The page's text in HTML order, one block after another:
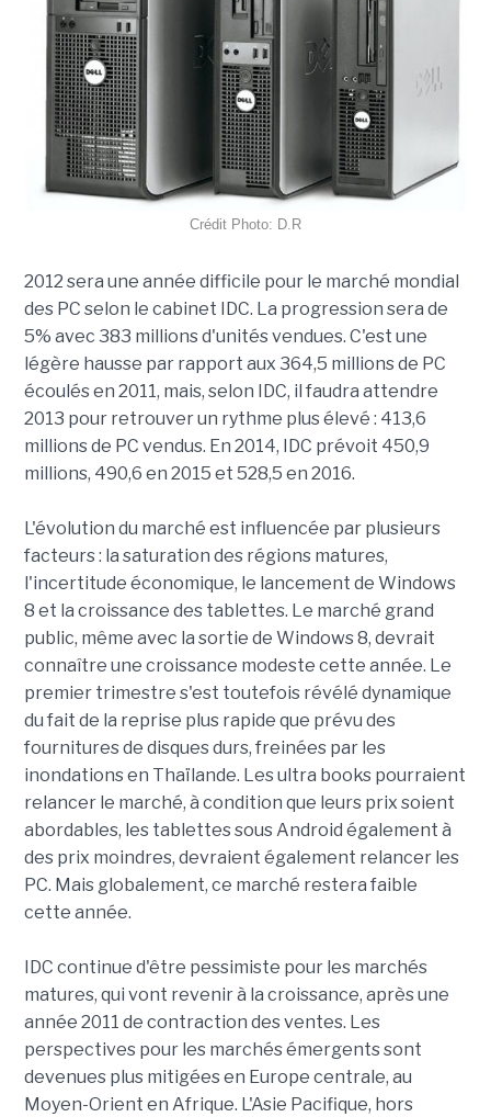
Crédit Photo: D.R
2012 sera une année difficile pour le marché mondial
des PC selon le cabinet IDC. La progression sera de
5% avec 383 millions d'unités vendues. C'est une
légère hausse par rapport aux 364,5 millions de PC
écoulés en 2011, mais, selon IDC, il faudra attendre
2013 pour retrouver un rythme plus élevé : 413,6
millions de PC vendus. En 2014, IDC prévoit 450,9
millions, 490,6 en 2015 et 528,5 en 2016.
L'évolution du marché est influencée par plusieurs
facteurs : la saturation des régions matures,
l'incertitude économique, le lancement de Windows
8 et la croissance des tablettes. Le marché grand
public, même avec la sortie de Windows 8, devrait
connaître une croissance modeste cette année. Le
premier trimestre s'est toutefois révélé dynamique
du fait de la reprise plus rapide que prévu des
fournitures de disques durs, freinées par les
inondations en Thaïlande. Les ultra books pourraient
relancer le marché, à condition que leurs prix soient
abordables, les tablettes sous Android également à
des prix moindres, devraient également relancer les
PC. Mais globalement, ce marché restera faible
cette année.
IDC continue d'être pessimiste pour les marchés
matures, qui vont revenir à la croissance, après une
année 2011 de contraction des ventes. Les
perspectives pour les marchés émergents sont
devenues plus mitigées en Europe centrale, au
Moyen-Orient en Afrique. L'Asie Pacifique, hors